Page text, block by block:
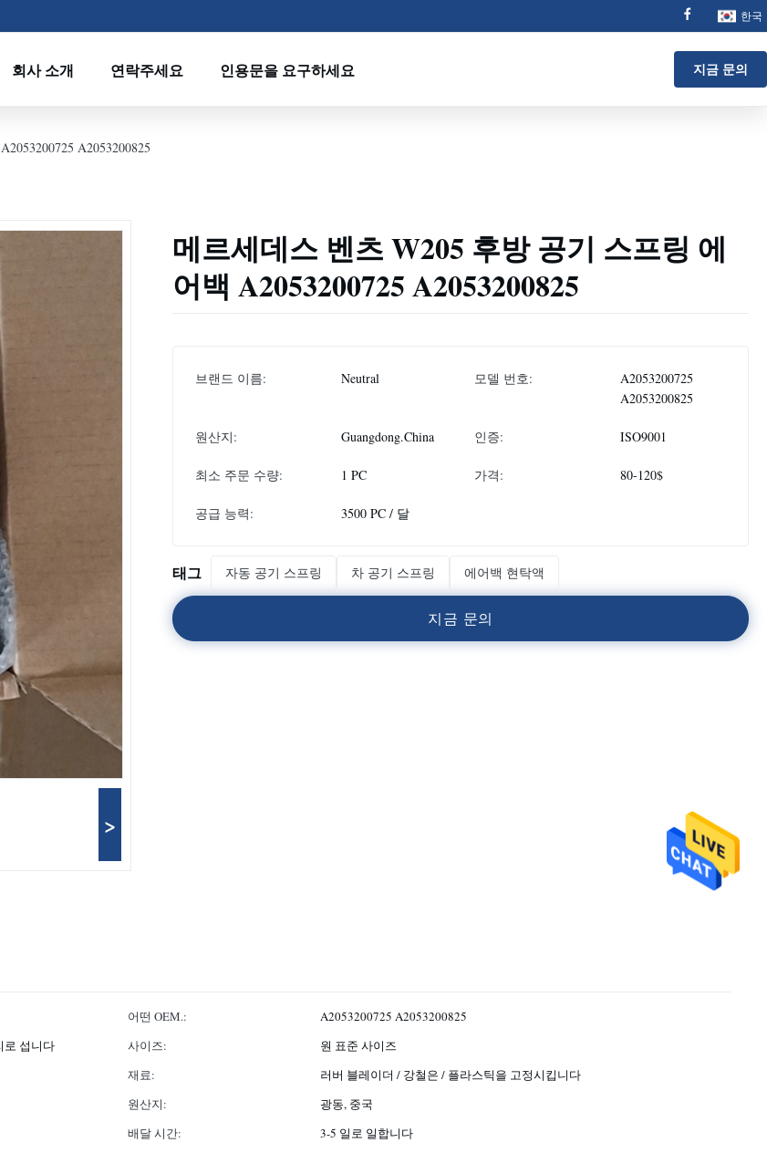
한국
회사 소개 연락주세요 인용문을 요구하세요 지금 문의
A2053200825
>
메르세데스 벤츠 W205 후방 공기 스프링 에
어백 A2053200725 A2053200825
브랜드 이름: Neutral 모델 번호:
A2053200725
A2053200825
원산지: Guangdong.China 인증: ISO9001
최소 주문 수량: 1 PC 가격: 80-120$
공급 능력: 3500 PC / 달
태그 자동 공기 스프링 차 공기 스프링 에어백 현탁액
지금 문의
어떤 OEM.:
A2053200725 A2053200825
로 섭니다 사이즈:
원 표준 사이즈
재료:
러버 블레이더 / 강철은 / 플라스틱을 고정시킵니다
원산지:
광동, 중국
배달 시간:
3-5 일로 일합니다